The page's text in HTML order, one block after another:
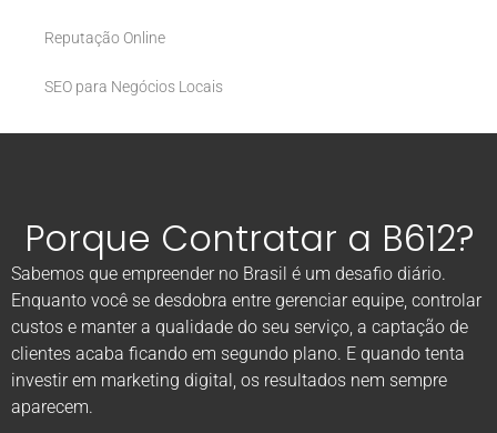
Reputação Online
SEO para Negócios Locais
Porque Contratar a B612?
Sabemos que empreender no Brasil é um desafio diário.
Enquanto você se desdobra entre gerenciar equipe, controlar
custos e manter a qualidade do seu serviço, a captação de
clientes acaba ficando em segundo plano. E quando tenta
investir em marketing digital, os resultados nem sempre
aparecem.